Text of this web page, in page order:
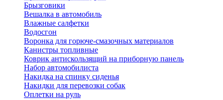
Брызговики
Вешалка в автомобиль
Влажные салфетки
Водосгон
Воронка для горюче-смазочных материалов
Канистры топливные
Коврик антискользящий на приборную панель
Набор автомобилиста
Накидка на спинку сиденья
Накидки для перевозки собак
Оплетки на руль